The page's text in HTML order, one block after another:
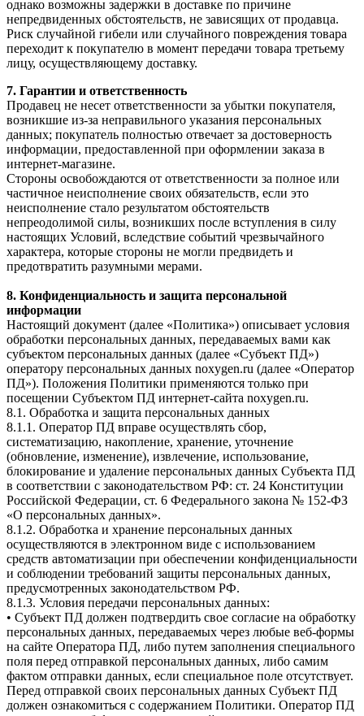
однако возможны задержки в доставке по причине
непредвиденных обстоятельств, не зависящих от продавца.
Риск случайной гибели или случайного повреждения товара
переходит к покупателю в момент передачи товара третьему
лицу, осуществляющему доставку.
7.⁠ ⁠Гарантии и ответственность
Продавец не несет ответственности за убытки покупателя,
возникшие из-за неправильного указания персональных
данных; покупатель полностью отвечает за достоверность
информации, предоставленной при оформлении заказа в
интернет-магазине.
Стороны освобождаются от ответственности за полное или
частичное неисполнение своих обязательств, если это
неисполнение стало результатом обстоятельств
непреодолимой силы, возникших после вступления в силу
настоящих Условий, вследствие событий чрезвычайного
характера, которые стороны не могли предвидеть и
предотвратить разумными мерами.
8.⁠ ⁠Конфиденциальность и защита персональной
информации
Настоящий документ (далее «Политика») описывает условия
обработки персональных данных, передаваемых вами как
субъектом персональных данных (далее «Субъект ПД»)
оператору персональных данных noxygen.ru (далее «Оператор
ПД»). Положения Политики применяются только при
посещении Субъектом ПД интернет-сайта noxygen.ru.
8.1. Обработка и защита персональных данных
8.1.1. Оператор ПД вправе осуществлять сбор,
систематизацию, накопление, хранение, уточнение
(обновление, изменение), извлечение, использование,
блокирование и удаление персональных данных Субъекта ПД
в соответствии с законодательством РФ: ст. 24 Конституции
Российской Федерации, ст. 6 Федерального закона № 152-ФЗ
«О персональных данных».
8.1.2. Обработка и хранение персональных данных
осуществляются в электронном виде с использованием
средств автоматизации при обеспечении конфиденциальности
и соблюдении требований защиты персональных данных,
предусмотренных законодательством РФ.
8.1.3. Условия передачи персональных данных:
•⁠ ⁠Субъект ПД должен подтвердить свое согласие на обработку
персональных данных, передаваемых через любые веб-формы
на сайте Оператора ПД, либо путем заполнения специального
поля перед отправкой персональных данных, либо самим
фактом отправки данных, если специальное поле отсутствует.
Перед отправкой своих персональных данных Субъект ПД
должен ознакомиться с содержанием Политики. Оператор ПД